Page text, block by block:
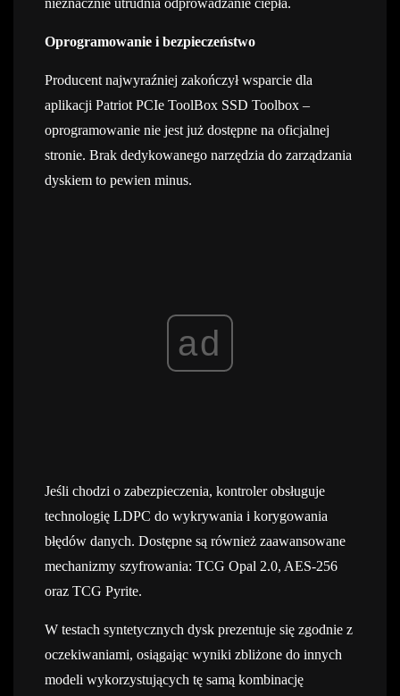
nieznacznie utrudnia odprowadzanie ciepła.
Oprogramowanie i bezpieczeństwo
Producent najwyraźniej zakończył wsparcie dla
aplikacji Patriot PCIe ToolBox SSD Toolbox –
oprogramowanie nie jest już dostępne na oficjalnej
stronie. Brak dedykowanego narzędzia do zarządzania
dyskiem to pewien minus.
ad
Jeśli chodzi o zabezpieczenia, kontroler obsługuje
technologię LDPC do wykrywania i korygowania
błędów danych. Dostępne są również zaawansowane
mechanizmy szyfrowania: TCG Opal 2.0, AES-256
oraz TCG Pyrite.
W testach syntetycznych dysk prezentuje się zgodnie z
oczekiwaniami, osiągając wyniki zbliżone do innych
modeli wykorzystujących tę samą kombinację